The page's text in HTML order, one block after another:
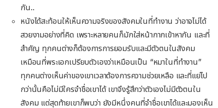
กัน..
หนังได้สะท้อนให้เห็นความจริงของสังคมในที่ทำงาน ว่าอาจไม่ได้
สวยงามอย่างที่คิด เพราะหลายคนก็มักใส่หน้ากากเข้าหากัน และที่
สำคัญ ทุกคนต่างก็ต้องการการยอมรับและมีตัวตนในสังคม
เหมือนที่พระเอกเปรียบตัวเองว่าเหมือนเป็น “หมาในที่ทำงาน”
ทุกคนต่างเห็นค่าของเขาเวลาต้องการความช่วยเหลือ และที่แย่ไป
กว่านั้นคือไม่มีใครจำชื่อเขาได้ เขาจึงรู้สึกว่าตัวเองไม่มีตัวตนใน
สังคม แต่สุดท้ายเขาก็พบว่า ยังมีหนึ่งคนที่จำชื่อเขาได้และมองเห็น